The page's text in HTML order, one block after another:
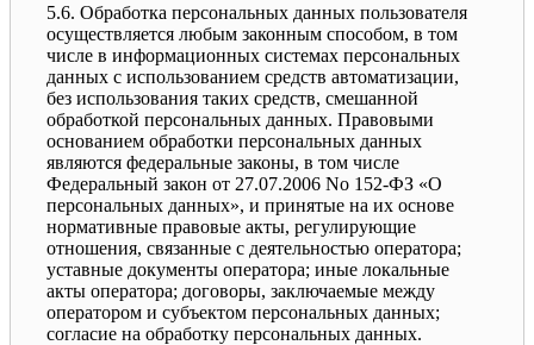
5.6. Обработка персональных данных пользователя
осуществляется любым законным способом, в том
числе в информационных системах персональных
данных с использованием средств автоматизации,
без использования таких средств, смешанной
обработкой персональных данных. Правовыми
основанием обработки персональных данных
являются федеральные законы, в том числе
Федеральный закон от 27.07.2006 No 152-ФЗ «О
персональных данных», и принятые на их основе
нормативные правовые акты, регулирующие
отношения, связанные с деятельностью оператора;
уставные документы оператора; иные локальные
акты оператора; договоры, заключаемые между
оператором и субъектом персональных данных;
согласие на обработку персональных данных.